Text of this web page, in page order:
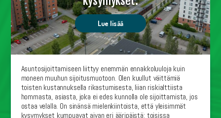
Lue lisää
Asuntosijoittamiseen liittyy enemmän ennakkoluuloja kuin
moneen muuhun sijoitusmuotoon. Olen kuullut väittämiä
toisten kustannuksella rikastumisesta, liian riskialttiista
hommasta, asiasta, joka ei edes kunnolla ole sijoittamista, jos
ostaa velalla. On sinänsä mielenkiintoista, että yleisimmät
kysymykset kumpuavat aivan eri ääripäistä: toisissa